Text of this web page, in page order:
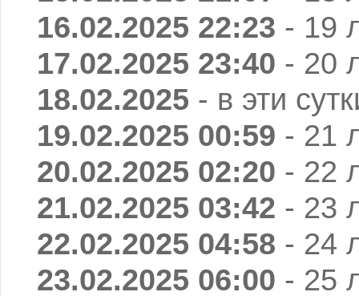
16.02.2025 22:23 - 19
17.02.2025 23:40 - 20
18.02.2025 - в эти
19.02.2025 00:59 - 21
20.02.2025 02:20 - 22
21.02.2025 03:42 - 23
22.02.2025 04:58 - 24
23.02.2025 06:00 - 25